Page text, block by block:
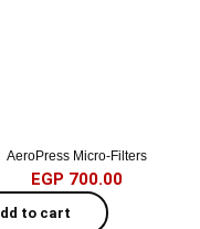
AeroPress Micro-Filters
EGP 700.00
to cart